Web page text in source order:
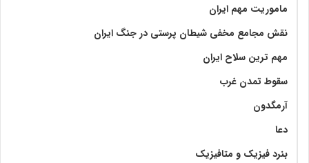
ماموریت مهم ایران
نقش مجامع مخفی شیطان پرستی در جنگ ایران
مهم ترین سلاح ایران
سقوط تمدن غرب
آرمگدون
دعا
بنرد فیزیک و متافیزیک